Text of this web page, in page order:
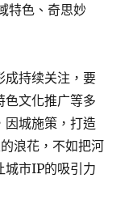
特色、奇思妙
成持续关注，要
色文化推广等多
因城施策，打造
浪花，不如把河
城市IP的吸引力